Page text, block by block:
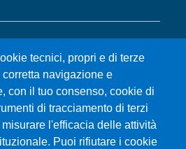
tecnici, propri e di terze
navigazione e
con il tuo consenso, cookie di
di tracciamento di terzi
l'efficacia delle attività
Puoi rifiutare i cookie